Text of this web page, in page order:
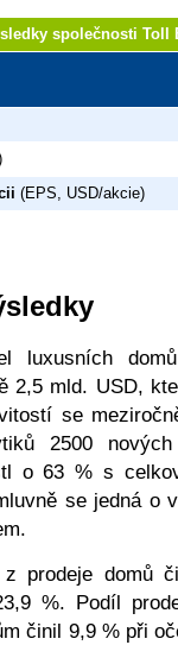
společnosti Toll
(EPS, USD/akcie)
luxusních
2,5 mld. USD,
se
2500
o 63 % s
se jedná o
z prodeje domů
%. Podíl
činil 9,9 % při